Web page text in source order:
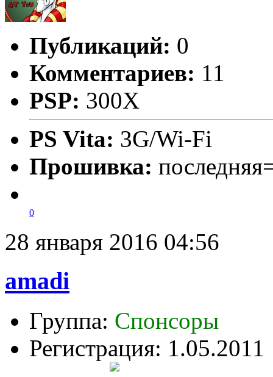
Публикаций: 0
Комментариев: 11
PSP: 300X
PS Vita: 3G/Wi-Fi
Прошивка:
0
28 января 2016 04:56
amadi
Группа: Спонсоры
Регистрация: 1.05.2011